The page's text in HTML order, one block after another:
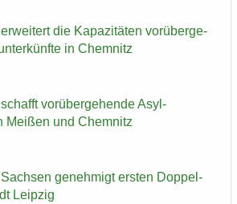
die Ka­pa­zi­tä­ten vor­über­ge­
in Chem­nitz
vor­über­ge­hen­de Asyl-​
Mei­ßen und Chem­nitz
ge­neh­migt ers­ten Dop­pel­
Leip­zig